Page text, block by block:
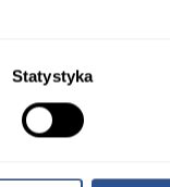
Statystyka